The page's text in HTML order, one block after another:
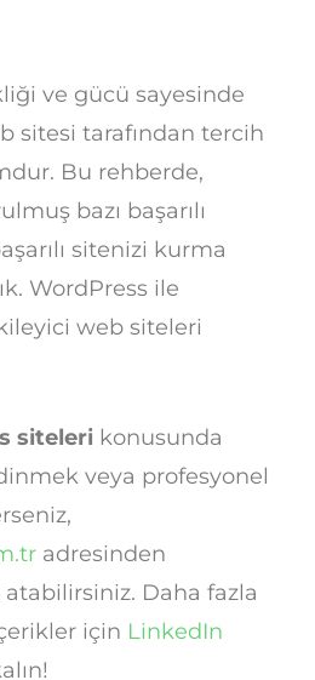
ve gücü sayesinde
sitesi tarafından tercih
Bu rehberde,
bazı başarılı
sitenizi kurma
WordPress ile
web siteleri
siteleri konusunda
veya profesyonel
adresinden
Daha fazla
için LinkedIn